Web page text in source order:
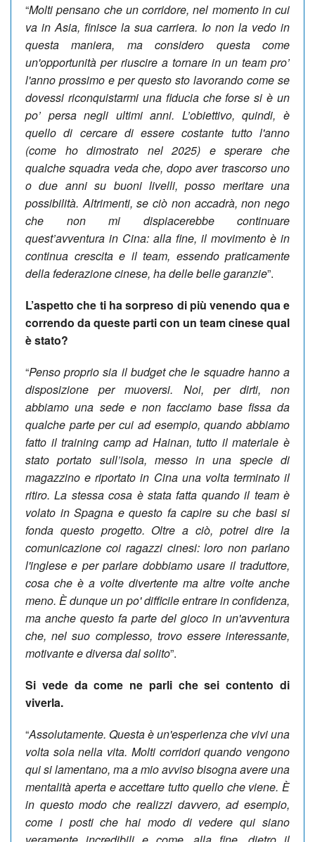
“Molti pensano che un corridore, nel momento in cui
va in Asia, finisce la sua carriera. Io non la vedo in
questa maniera, ma considero questa come
un'opportunità per riuscire a tornare in un team pro’
l'anno prossimo e per questo sto lavorando come se
dovessi riconquistarmi una fiducia che forse si è un
po’ persa negli ultimi anni. L’obiettivo, quindi, è
quello di cercare di essere costante tutto l'anno
(come ho dimostrato nel 2025) e sperare che
qualche squadra veda che, dopo aver trascorso uno
o due anni su buoni livelli, posso meritare una
possibilità. Altrimenti, se ciò non accadrà, non nego
che non mi dispiacerebbe continuare
quest’avventura in Cina: alla fine, il movimento è in
continua crescita e il team, essendo praticamente
della federazione cinese, ha delle belle garanzie”.
L’aspetto che ti ha sorpreso di più venendo qua e
correndo da queste parti con un team cinese qual
è stato?
“Penso proprio sia il budget che le squadre hanno a
disposizione per muoversi. Noi, per dirti, non
abbiamo una sede e non facciamo base fissa da
qualche parte per cui ad esempio, quando abbiamo
fatto il training camp ad Hainan, tutto il materiale è
stato portato sull’isola, messo in una specie di
magazzino e riportato in Cina una volta terminato il
ritiro. La stessa cosa è stata fatta quando il team è
volato in Spagna e questo fa capire su che basi si
fonda questo progetto. Oltre a ciò, potrei dire la
comunicazione coi ragazzi cinesi: loro non parlano
l'inglese e per parlare dobbiamo usare il traduttore,
cosa che è a volte divertente ma altre volte anche
meno. È dunque un po' difficile entrare in confidenza,
ma anche questo fa parte del gioco in un'avventura
che, nel suo complesso, trovo essere interessante,
motivante e diversa dal solito”.
Si vede da come ne parli che sei contento di
viverla.
“Assolutamente. Questa è un'esperienza che vivi una
volta sola nella vita. Molti corridori quando vengono
qui si lamentano, ma a mio avviso bisogna avere una
mentalità aperta e accettare tutto quello che viene. È
in questo modo che realizzi davvero, ad esempio,
come i posti che hai modo di vedere qui siano